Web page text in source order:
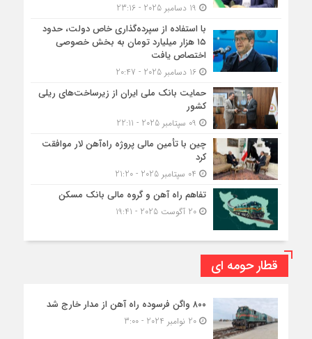
با استفاده از سپرده‌گذاری خاص دولت، حدود
۱۵ هزار میلیارد تومان به بخش خصوصی
اختصاص یافت
16 دسامبر 2025 - 20:47
حمایت بانک ملی ایران از زیرساخت‌های ریلی
کشور
چین با تأمین مالی پروژه راه‌آهن لار موافقت
کرد
تفاهم راه آهن و گروه مالی بانک مسکن
20 آگوست 2025 - 19:41
قطار حومه ای
۸۰۰ واگن فرسوده راه آهن از مدار خارج شد
20 نوامبر 2024 - 3:00